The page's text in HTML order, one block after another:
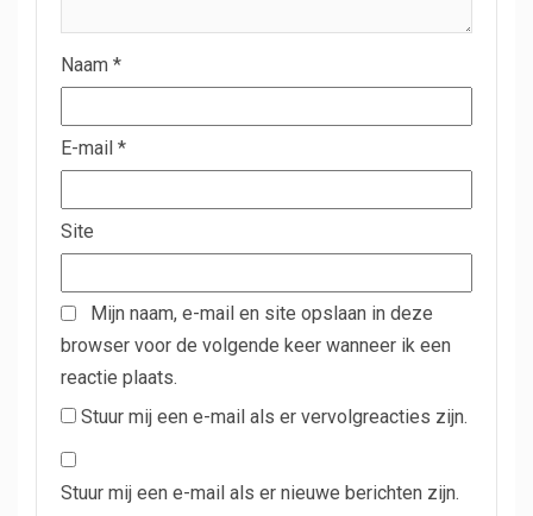
Naam *
E-mail *
Site
Mijn naam, e-mail en site opslaan in deze
browser voor de volgende keer wanneer ik een
reactie plaats.
Stuur mij een e-mail als er vervolgreacties zijn.
Stuur mij een e-mail als er nieuwe berichten zijn.